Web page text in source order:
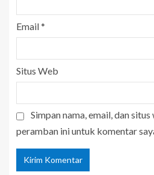
Email*
Situs Web
Simpan nama, email, dan
peramban ini untuk komentar